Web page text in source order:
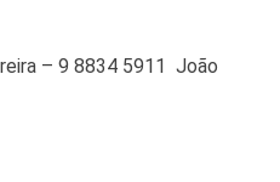
– 9 8834 5911 João